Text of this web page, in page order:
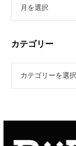
カテゴリー